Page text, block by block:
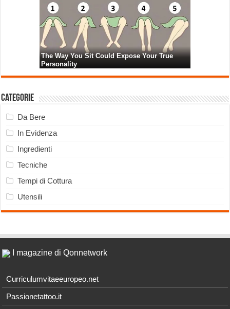
Categorie
Da Bere
In Evidenza
Ingredienti
Tecniche
Tempi di Cottura
Utensili
I magazine di Qonnetwork
Curriculumvitaeeuropeo.net
Passionetattoo.it